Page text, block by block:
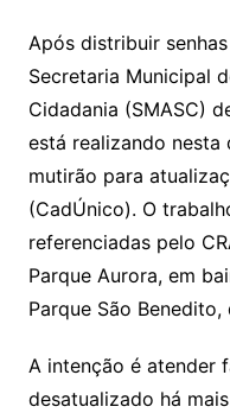
Após distribuir
Secretaria Municipal
Cidadania (SMASC)
está realizando
mutirão para
(CadÚnico). O
referenciadas pelo
Parque Aurora, em
Parque São
A intenção é atender
desatualizado há